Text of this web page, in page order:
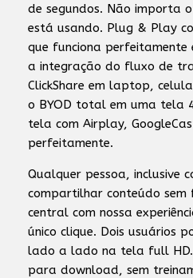
de segundos. Não importa
está usando. Plug & Play
que funciona perfeitamente
a integração do fluxo de
ClickShare em laptop,
o BYOD total em uma tela
tela com Airplay,
perfeitamente.
Qualquer pessoa, inclusive
compartilhar conteúdo
central com nossa
único clique. Dois usuários
lado a lado na tela full HD.
para download, sem